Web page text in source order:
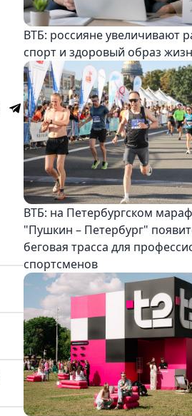
ВТБ: россияне увеличивают
спорт и здоровый образ
ВТБ: на Петербургском
"Пушкин – Петербург"
беговая трасса для
спортсменов